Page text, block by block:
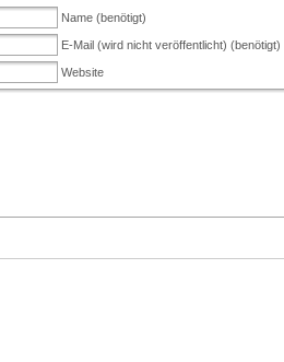
Name (benötigt)
E-Mail (wird nicht veröffentlicht) (benötigt)
Website